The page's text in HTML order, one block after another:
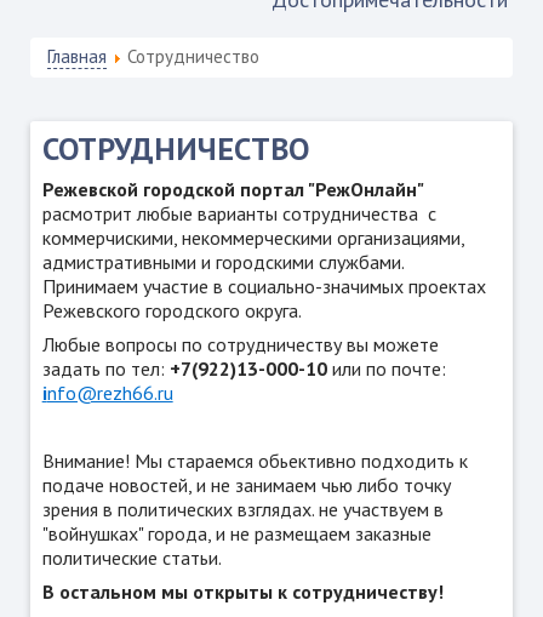
Главная Сотрудничество
СОТРУДНИЧЕСТВО
Режевской городской портал "РежОнлайн"
расмотрит любые варианты сотрудничества с
коммерчискими, некоммерческими организациями,
адмистративными и городскими службами.
Принимаем участие в социально-значимых проектах
Режевского городского округа.
Любые вопросы по сотрудничеству вы можете
задать по тел: +7(922)13-000-10или по почте:
info@rezh66.ru
Внимание! Мы стараемся обьективно подходить к
подаче новостей, и не занимаем чью либо точку
зрения в политических взглядах. не участвуем в
"войнушках" города, и не размещаем заказные
политические статьи.
В остальном мы открыты к сотрудничеству!